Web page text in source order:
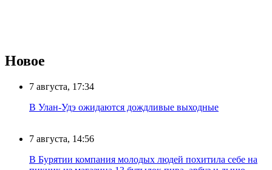
Новое
7 августа, 17:34
В Улан-Удэ ожидаются дождливые выходные
7 августа, 14:56
В Бурятии компания молодых людей похитила себе на